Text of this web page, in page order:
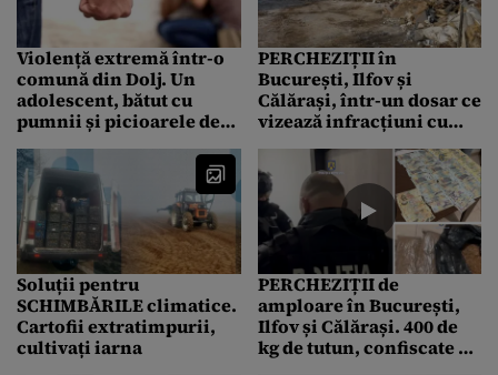
Violență extremă într-o
comună din Dolj. Un
adolescent, bătut cu
pumnii și picioarele de
”Loviturile pot ucide,
țintesc capul”
PERCHEZIȚII în
București, Ilfov și
Călărași, într-un dosar ce
vizează infracțiuni cu
grav mediul înconjurător
și populația
Soluții pentru
SCHIMBĂRILE climatice.
Cartofii extratimpurii,
cultivați iarna
PERCHEZIȚII de
amploare în București,
Ilfov și Călărași. 400 de
kg de tutun, confiscate de